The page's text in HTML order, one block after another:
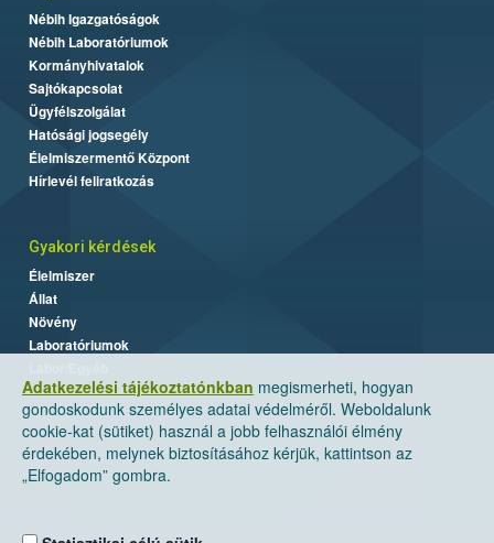
Adatkezelési tájékoztatónkban megismerheti, hogyan
gondoskodunk személyes adatai védelméről. Weboldalunk
cookie-kat (sütiket) használ a jobb felhasználói élmény
érdekében, melynek biztosításához kérjük, kattintson az
„Elfogadom” gombra.
Nébih Igazgatóságok
Nébih Laboratóriumok
Kormányhivatalok
Sajtókapcsolat
Ügyfélszolgálat
Hatósági jogsegély
Élelmiszermentő Központ
Hírlevél feliratkozás
Gyakori kérdések
Élelmiszer
Állat
Növény
Laboratóriumok